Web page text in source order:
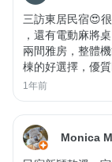
三訪東居民宿😍
，還有電動麻將
兩間雅房，整體
棟的好選擇，優
1年前
Monica